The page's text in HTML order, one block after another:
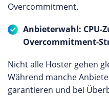
Overcommitment.
Anbieterwahl: CPU-
Overcommitment-
Nicht alle Hoster gehen
Während manche
garantieren und bei